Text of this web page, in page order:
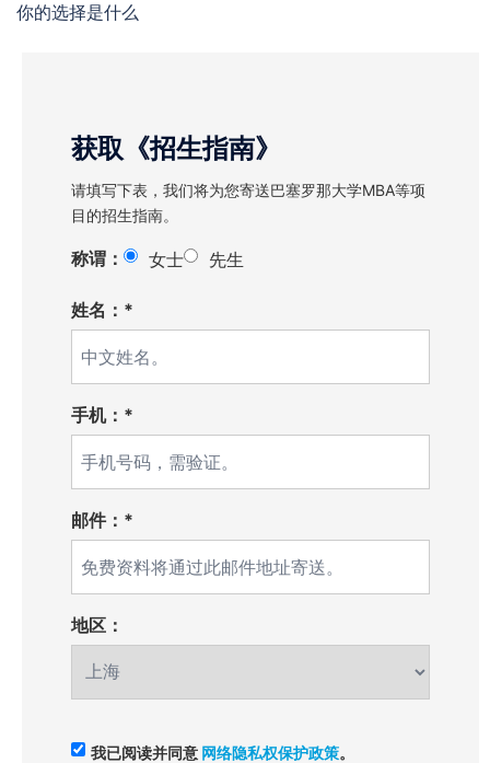
你的选择是什么
获取《招生指南》
请填写下表，我们将为您寄送巴塞罗那大学MBA等项
目的招生指南。
称谓： 女士 先生
姓名：*
手机：*
邮件：*
地区：
我已阅读并同意 网络隐私权保护政策。